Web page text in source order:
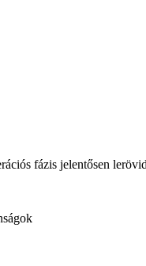
fázis jelentősen